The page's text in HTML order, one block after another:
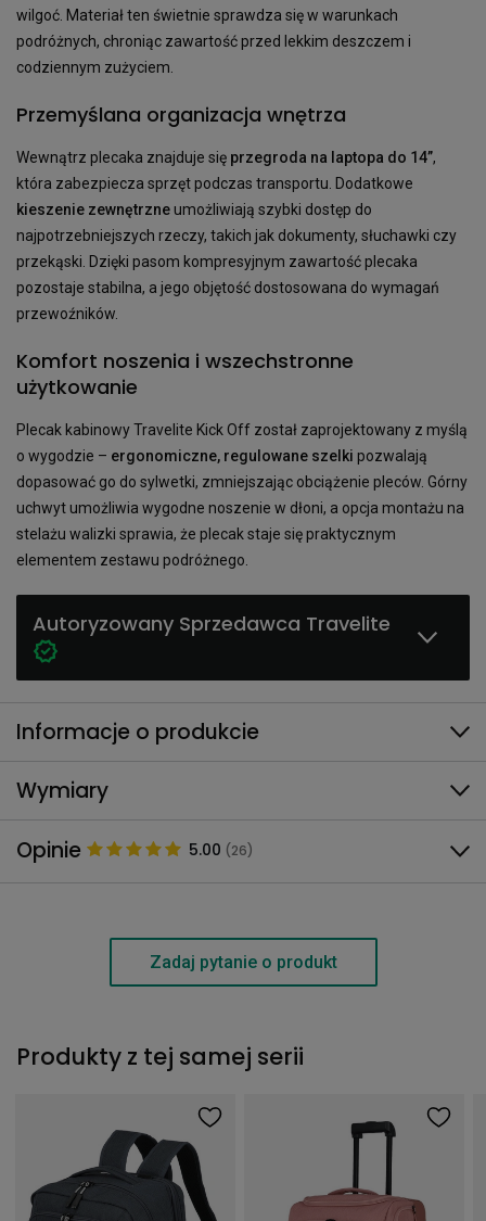
wilgoć. Materiał ten świetnie sprawdza się w warunkach
podróżnych, chroniąc zawartość przed lekkim deszczem i
codziennym zużyciem.
Przemyślana organizacja wnętrza
Wewnątrz plecaka znajduje się przegroda na laptopa do 14”,
która zabezpiecza sprzęt podczas transportu. Dodatkowe
kieszenie zewnętrzneumożliwiają szybki dostęp do
najpotrzebniejszych rzeczy, takich jak dokumenty, słuchawki czy
przekąski. Dzięki pasom kompresyjnym zawartość plecaka
pozostaje stabilna, a jego objętość dostosowana do wymagań
przewoźników.
Komfort noszenia i wszechstronne
użytkowanie
Plecak kabinowy Travelite Kick Off został zaprojektowany z myślą
o wygodzie – ergonomiczne, regulowane szelki pozwalają
dopasować go do sylwetki, zmniejszając obciążenie pleców. Górny
uchwyt umożliwia wygodne noszenie w dłoni, a opcja montażu na
stelażu walizki sprawia, że plecak staje się praktycznym
elementem zestawu podróżnego.
Autoryzowany Sprzedawca Travelite
Informacje o produkcie
Wymiary
Opinie 5.00 (26)
Zadaj pytanie o produkt
Produkty z tej samej serii